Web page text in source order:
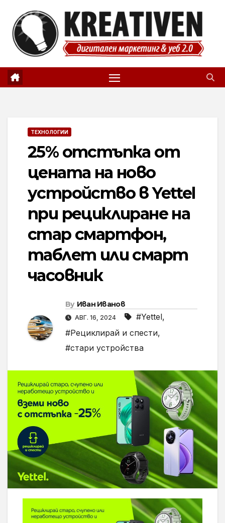
content
ТЕХНОЛОГИИ
25% отстъпка от
цената на ново
устройство в Yettel
при рециклиране на
стар смартфон,
таблет или смарт
часовник
By Иван Иванов
АВГ. 16, 2024 #Yettel,
#Рециклирай и спести,
#стари устройства